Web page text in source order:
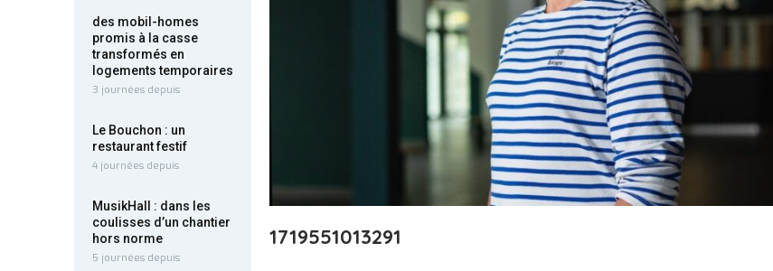
1719551013291
des mobil-homes
promis à la casse
transformés en
logements temporaires
3 journées depuis
Le Bouchon : un
restaurant festif
4 journées depuis
MusikHall : dans les
coulisses d’un chantier
hors norme
5 journées depuis